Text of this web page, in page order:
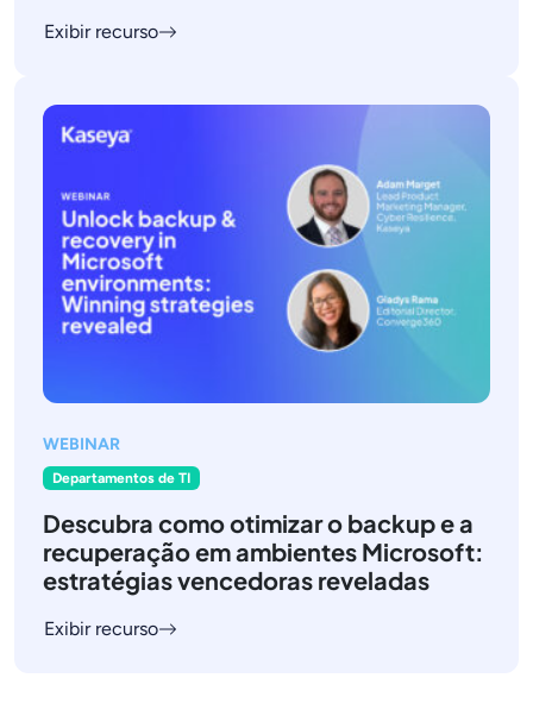
Exibir recurso
WEBINAR
Departamentos de TI
Descubra como otimizar o backup e a
recuperação em ambientes Microsoft:
estratégias vencedoras reveladas
Exibir recurso